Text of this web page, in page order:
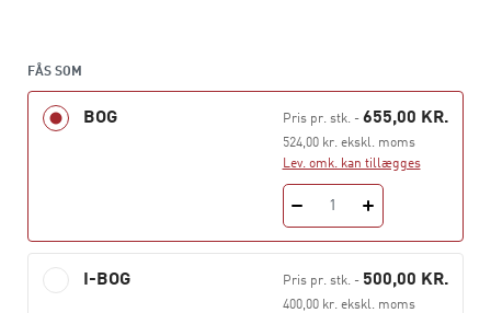
Didaktik (hvordan bliver pædagogik til planlægning,
præsenterer et vidensgrundlag,
som den studerende kan bruge til at reflektere over
praksis med. Bogen er tænkt som den studerendes
arbejdsredskab gennem hele studiet. Den henvender sig
til læreruddannelsen og pædagogiske bachelor-,
diplom- og kandidatuddannelser.Pædagogikhåndbogen
er et originalt værk, der er sammensat af nyskrevne og
FÅS SOM
BOG Pris pr. stk.- 655,00 KR.
524,00 kr. ekskl. moms
Lev. omk. kan tillægges
1
I-BOG Pris pr. stk.- 500,00 KR.
400,00 kr. ekskl. moms